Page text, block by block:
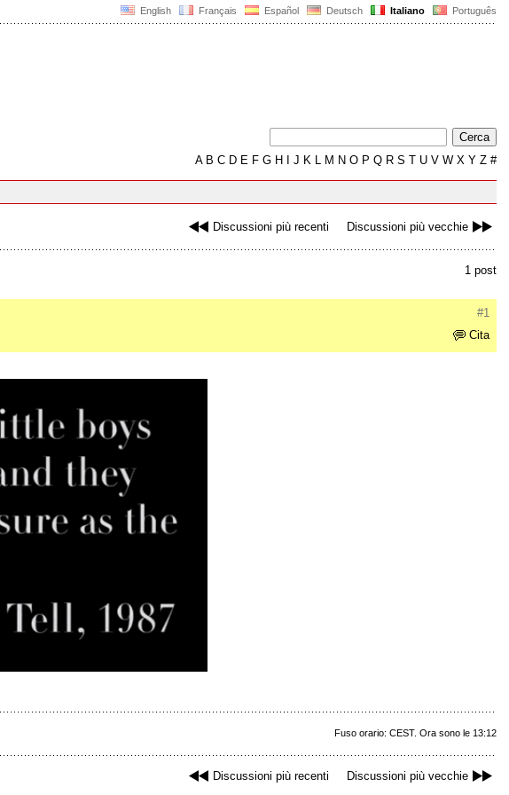
English Français Español Deutsch Italiano Português
AB C D E F G H J K L M N O P Q R S T U V W X Y Z #
Discussioni più recenti Discussioni più vecchie
1 post
#1
Cita
Fuso orario: CEST. Ora sono le 13:12
Discussioni più recenti Discussioni più vecchie